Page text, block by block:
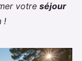
votre séjour
!